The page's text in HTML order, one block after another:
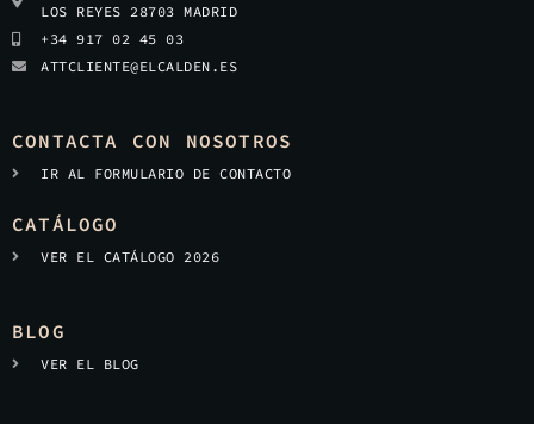
LOS REYES 28703 MADRID
+34 917 02 45 03
ATTCLIENTE@ELCALDEN.ES
CONTACTA CON NOSOTROS
IR AL FORMULARIO DE CONTACTO
CATÁLOGO
VER EL CATÁLOGO 2026
BLOG
VER EL BLOG